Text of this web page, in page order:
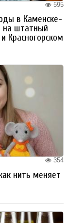
595
в Каменске-
на штатный
Красногорском
354
нить меняет